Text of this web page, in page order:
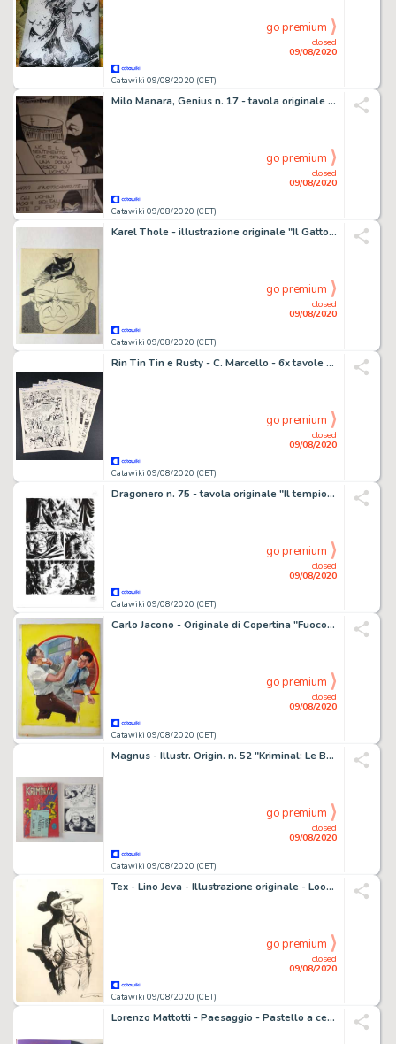
Catawiki 09/08/2020 (CET)
closed
09/08/2020
go premium
Milo Manara, Genius n. 17 - tavola originale - Loose page - (1967)
Catawiki 09/08/2020 (CET)
closed
09/08/2020
go premium
Karel Thole - illustrazione originale "Il Gatto sulla Testa" - Loose page
Catawiki 09/08/2020 (CET)
closed
09/08/2020
go premium
Rin Tin Tin e Rusty - C. Marcello - 6x tavole originali "Tenèbres de feu" - Loose page - First edition
Catawiki 09/08/2020 (CET)
closed
09/08/2020
go premium
Dragonero n. 75 - tavola originale "Il tempio perduto" - Loose page - First edition
Catawiki 09/08/2020 (CET)
closed
09/08/2020
go premium
Carlo Jacono - Originale di Copertina "Fuoco Incrociato" - Firmato - Loose page - First edition - (1961)
Catawiki 09/08/2020 (CET)
closed
09/08/2020
go premium
Magnus - Illustr. Origin. n. 52 "Kriminal: Le Bare di Ghiaccio" + Albo "Super Fumetti in Film" - Loose page - First edition - (1971)
Catawiki 09/08/2020 (CET)
closed
09/08/2020
go premium
Tex - Lino Jeva - Illustrazione originale - Loose page
Catawiki 09/08/2020 (CET)
closed
09/08/2020
go premium
Lorenzo Mattotti - Paesaggio - Pastello a cera su volume - First edition - (2008)